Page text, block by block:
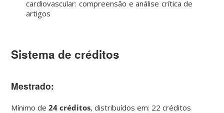
cardiovascular: compreensão e análise crítica de
artigos
Sistema de créditos
Mestrado:
Mínimo de24 créditos, distribuídos em: 22 créditos